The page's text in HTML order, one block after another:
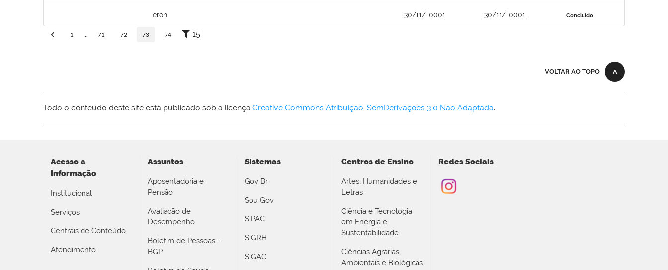
eron 30/11/-0001 30/11/-0001 Concluído
1 71 72 73 74 15
VOLTAR AO TOPO
Todo o conteúdo deste site está publicado sob a licença Creative Commons Atribuição-SemDerivações 3.0 Não Adaptada.
Acesso a
Informação
Institucional
Serviços
Centrais de Conteúdo
Atendimento
Assuntos
Aposentadoria e
Pensão
Avaliação de
Desempenho
Boletim de Pessoas -
BGP
Sistemas
Gov Br
Sou Gov
SIPAC
SIGRH
SIGAC
Centros de Ensino
Artes, Humanidades e
Letras
Ciência e Tecnologia
em Energia e
Sustentabilidade
Ciências Agrárias,
Ambientais e Biológicas
Redes Sociais